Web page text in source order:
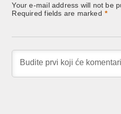
Your e-mail address will not be
Required fields are marked *